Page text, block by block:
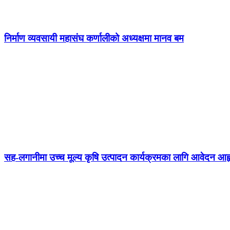
निर्माण व्यवसायी महासंघ कर्णालीको अध्यक्षमा मानव बम
सह-लगानीमा उच्च मूल्य कृषि उत्पादन कार्यक्रमका लागि आवेदन